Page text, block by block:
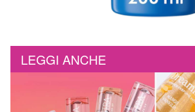
LEGGI ANCHE